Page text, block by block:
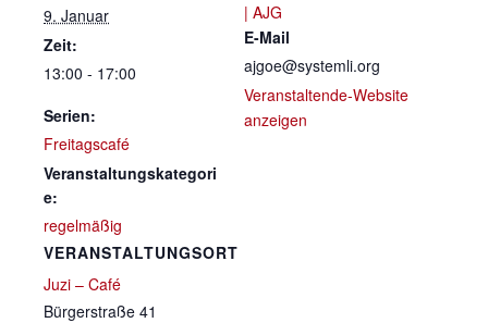
9. Januar
Zeit:
13:00 - 17:00
Serien:
Freitagscafé
Veranstaltungskategori
e:
regelmäßig
VERANSTALTUNGSORT
Juzi – Café
Bürgerstraße 41
| AJG
E-Mail
ajgoe@systemli.org
Veranstaltende-Website
anzeigen